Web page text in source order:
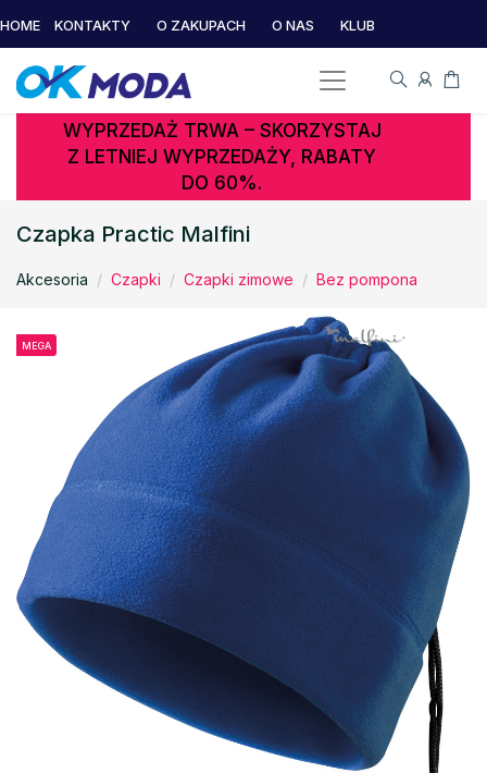
HOME KONTAKTY O ZAKUPACH O NAS KLUB
WYPRZEDAŻ TRWA – SKORZYSTAJ
Z LETNIEJ WYPRZEDAŻY, RABATY
DO 60%.
Czapka Practic Malfini
Akcesoria Czapki Czapki zimowe Bez pompona
MEGA